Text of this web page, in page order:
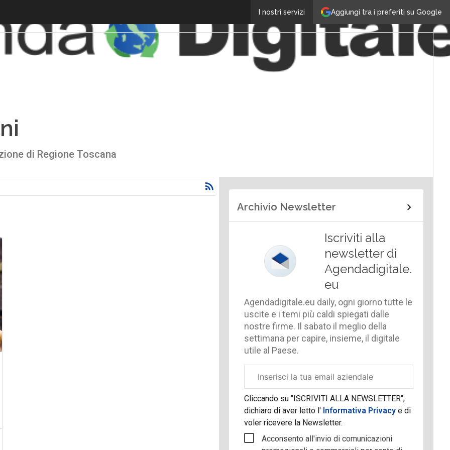
Aggiungi tra i preferiti su Google
I nostri servizi
di Regione Toscana
Archivio Newsletter
Iscriviti alla
newsletter di
Agendadigitale.
eu
Agendadigitale.eu daily, ogni giorno tutte le
uscite e i temi più caldi spiegati dalle
nostre firme. Il sabato il meglio della
settimana per capire, insieme, il digitale
utile al Paese.
aziendale
Cliccando su "ISCRIVITI ALLA NEWSLETTER",
dichiaro di aver letto l' Informativa Privacye di
voler ricevere la Newsletter.
Acconsento all'invio di comunicazioni